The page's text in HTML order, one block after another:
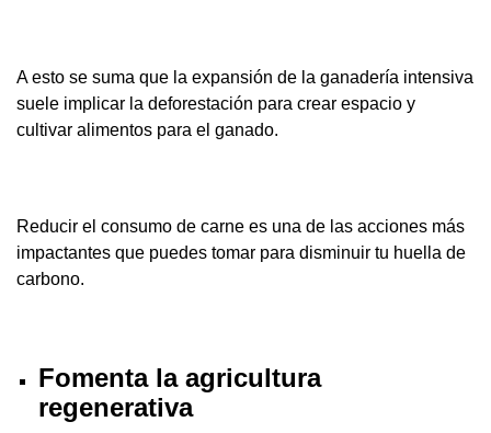
A esto se suma que la expansión de la ganadería intensiva
suele implicar la deforestación para crear espacio y
cultivar alimentos para el ganado.
Reducir el consumo de carne es una de las acciones más
impactantes que puedes tomar para disminuir tu huella de
carbono.
Fomenta la agricultura
regenerativa